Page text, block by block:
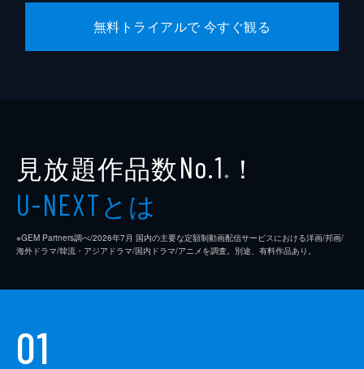
無料トライアルで 今すぐ観る
見放題作品数No.1 ※ ！
U-NEXTとは
※GEM Partners調べ/2026年7⽉ 国内の主要な定額制動画配信サービスにおける洋画/邦画/
海外ドラマ/韓流・アジアドラマ/国内ドラマ/アニメを調査。別途、有料作品あり。
01